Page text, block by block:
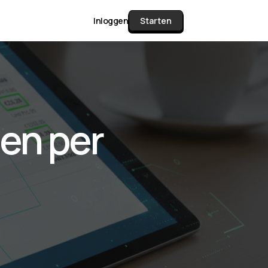
Matrix
alle pakketten en mogelijkheden
documenten verzamelen en facturen
tot controleren, boeken, bank
& klant dashboard.
Inloggen Starten
per